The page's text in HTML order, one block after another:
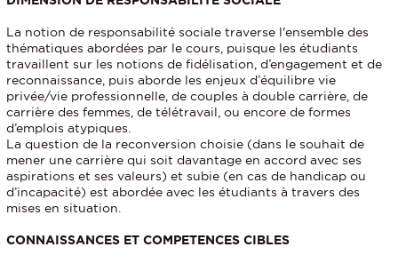
La notion de responsabilité sociale traverse l'ensemble des
thématiques abordées par le cours, puisque les étudiants
travaillent sur les notions de fidélisation, d’engagement et de
reconnaissance, puis aborde les enjeux d’équilibre vie
privée/vie professionnelle, de couples à double carrière, de
carrière des femmes, de télétravail, ou encore de formes
d’emplois atypiques.
La question de la reconversion choisie (dans le souhait de
mener une carrière qui soit davantage en accord avec ses
aspirations et ses valeurs) et subie (en cas de handicap ou
d’incapacité) est abordée avec les étudiants à travers des
mises en situation.
CONNAISSANCES ET COMPETENCES CIBLES